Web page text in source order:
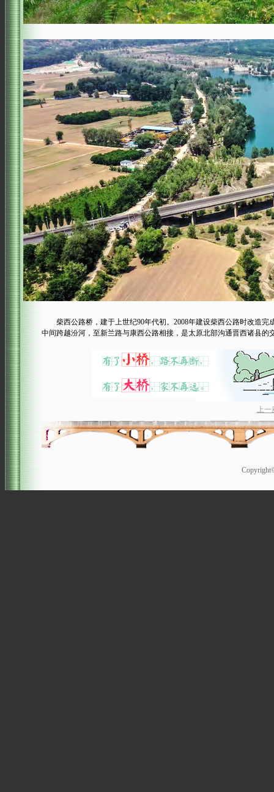
柴西公路桥，建于上世纪90年代初。2008年建设柴西公路时改造完
中间跨越汾河，至新兰路与康西公路相接，是太原北部沟通晋西诸县的
上一